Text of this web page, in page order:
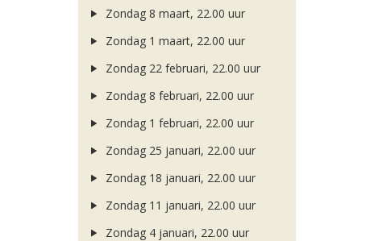
Zondag 8 maart, 22.00 uur
Zondag 1 maart, 22.00 uur
Zondag 22 februari, 22.00 uur
Zondag 8 februari, 22.00 uur
Zondag 1 februari, 22.00 uur
Zondag 25 januari, 22.00 uur
Zondag 18 januari, 22.00 uur
Zondag 11 januari, 22.00 uur
Zondag 4 januari, 22.00 uur